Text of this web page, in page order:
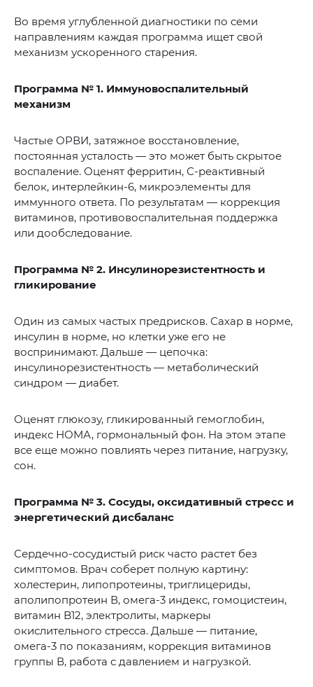
Во время углубленной диагностики по семи
направлениям каждая программа ищет свой
механизм ускоренного старения.
Программа № 1. Иммуновоспалительный
механизм
Частые ОРВИ, затяжное восстановление,
постоянная усталость — это может быть скрытое
воспаление. Оценят ферритин, С-реактивный
белок, интерлейкин-6, микроэлементы для
иммунного ответа. По результатам — коррекция
витаминов, противовоспалительная поддержка
или дообследование.
Программа № 2. Инсулинорезистентность и
гликирование
Один из самых частых предрисков. Сахар в норме,
инсулин в норме, но клетки уже его не
воспринимают. Дальше — цепочка:
инсулинорезистентность — метаболический
синдром — диабет.
Оценят глюкозу, гликированный гемоглобин,
индекс НОМА, гормональный фон. На этом этапе
все еще можно повлиять через питание, нагрузку,
сон.
Программа № 3. Сосуды, оксидативный стресс и
энергетический дисбаланс
Сердечно-сосудистый риск часто растет без
симптомов. Врач соберет полную картину:
холестерин, липопротеины, триглицериды,
аполипопротеин В, омега-3 индекс, гомоцистеин,
витамин B12, электролиты, маркеры
окислительного стресса. Дальше — питание,
омега-3 по показаниям, коррекция витаминов
группы В, работа с давлением и нагрузкой.